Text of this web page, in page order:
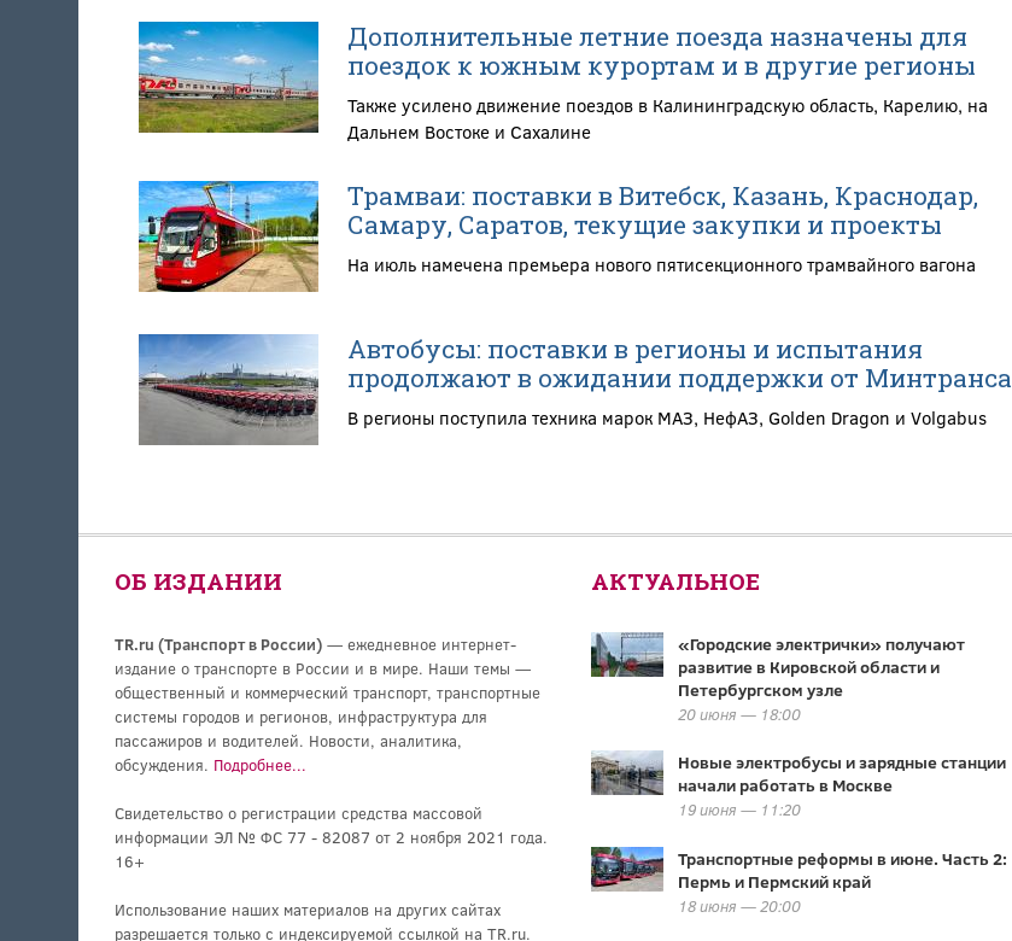
Дополнительные летние поезда назначены для
поездок к южным курортам и в другие регионы
Также усилено движение поездов в Калининградскую область, Карелию, на
Дальнем Востоке и Сахалине
Трамваи: поставки в Витебск, Казань, Краснодар,
Самару, Саратов, текущие закупки и проекты
На июль намечена премьера нового пятисекционного трамвайного вагона
Автобусы: поставки в регионы и испытания
продолжают в ожидании поддержки от Минтранса
В регионы поступила техника марок МАЗ, НефАЗ, Golden Dragon и Volgabus
ОБ ИЗДАНИИ
TR.ru (Транспорт в России)— ежедневное интернет-
издание о транспорте в России и в мире. Наши темы —
общественный и коммерческий транспорт, транспортные
системы городов и регионов, инфраструктура для
пассажиров и водителей. Новости, аналитика,
обсуждения. Подробнее...
Свидетельство о регистрации средства массовой
информации ЭЛ № ФС 77 - 82087 от 2 ноября 2021 года.
16+
Использование наших материалов на других сайтах
разрешается только с индексируемой ссылкой на TR.ru.
АКТУАЛЬНОЕ
«Городские электрички» получают
развитие в Кировской области и
Петербургском узле
20 июня — 18:00
Новые электробусы и зарядные станции
начали работать в Москве
19 июня — 11:20
Транспортные реформы в июне. Часть 2:
Пермь и Пермский край
18 июня — 20:00